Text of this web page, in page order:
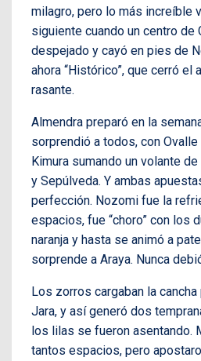
milagro, pero lo más increíble
siguiente cuando un centro de
despejado y cayó en pies de
ahora “Histórico”, que cerró
rasante.
Almendra preparó en la
sorprendió a todos, con
Kimura sumando un volante
y Sepúlveda. Y ambas
perfección. Nozomi fue la
espacios, fue “choro” con los
naranja y hasta se animó a
sorprende a Araya. Nunca
Los zorros cargaban la
Jara, y así generó dos
los lilas se fueron asentando.
tantos espacios, pero